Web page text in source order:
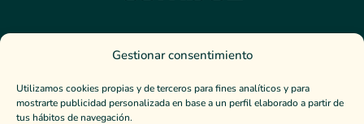
Gestionar consentimiento
Utilizamos cookies propias y de terceros para fines analíticos y para
mostrarte publicidad personalizada en base a un perfil elaborado a partir de
tus hábitos de navegación.
Escríbenos
647 907 878